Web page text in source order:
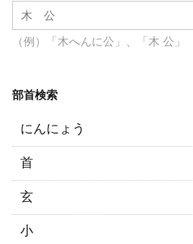
（例）「木へんに公」、「木 公」
部首検索
にんにょう
首
玄
小